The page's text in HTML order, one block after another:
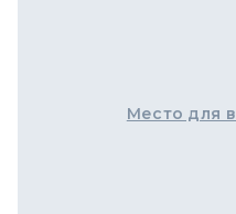
Место для